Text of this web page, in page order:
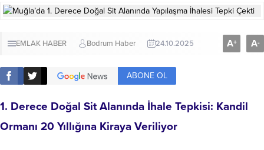
EMLAK HABER Bodrum Haber 24.10.2025 A+ A-
ABONE OL
1. Derece Doğal Sit Alanında İhale Tepkisi: Kandil
Ormanı 20 Yıllığına Kiraya Veriliyor